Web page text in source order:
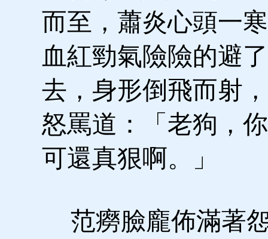
而至，蕭炎心頭一
血紅勁氣險險的避
去，身形倒飛而射
怒罵道：「老狗，
可還真狠啊。」
范癆臉龐佈滿著